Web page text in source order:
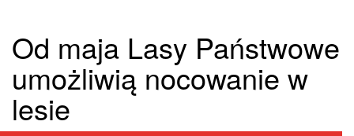
Od maja Lasy Państwowe
umożliwią nocowanie w
lesie